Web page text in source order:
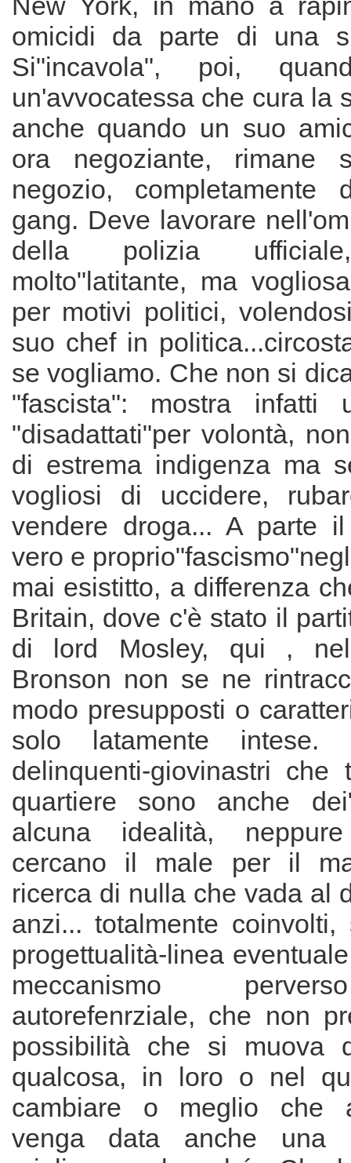
omicidi da parte di una
Si"incavola", poi,
un'avvocatessa che cura la
anche quando un suo
ora negoziante, rimane
negozio, completamente
gang. Deve lavorare
della polizia
molto"latitante, ma
per motivi politici,
suo chef in
se vogliamo. Che non si
"fascista": mostra infatti
"disadattati"per volontà,
di estrema indigenza ma
vogliosi di uccidere,
vendere droga... A parte
vero e
mai esistitto, a differenza
Britain, dove c'è stato il
di lord Mosley, qui ,
Bronson non se ne
modo presupposti o
solo latamente
delinquenti-giovinastri che
quartiere sono anche
alcuna idealità,
cercano il male per il
ricerca di nulla che vada al
anzi... totalmente coinvolti,
progettualità-linea
meccanismo
autorefenrziale, che non
possibilità che si muova
qualcosa, in loro o nel
cambiare o meglio che
venga data anche una